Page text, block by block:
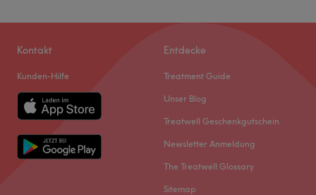
Kontakt
Kunden-Hilfe
Entdecke
Treatment Guide
Unser Blog
Treatwell Geschenkgutschein
Newsletter Anmeldung
The Treatwell Glossary
Sitemap